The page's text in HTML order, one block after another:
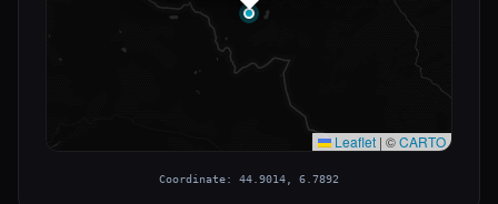
Leaflet | ©CARTO
Coordinate: 44.9014, 6.7892